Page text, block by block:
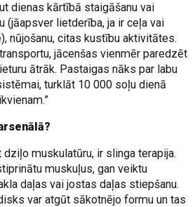
dienas kārtībā staigāšanu vai
(jāapsver lietderība, ja ir ceļa vai
nūjošanu, citas kustību aktivitātes.
jācenšas vienmēr paredzēt
ātrāk. Pastaigas nāks par labu
turklāt 10 000 soļu dienā
muskulatūru, ir slinga terapija.
muskuļus, gan veiktu
daļas vai jostas daļas stiepšanu.
var atgūt sākotnējo formu un tas